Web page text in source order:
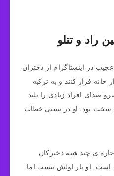
راد و تتلو
در اینستاگرام از دختران
خانه فرار کنند و به ترکیه
صدای افراد زیادی را بلند
سخت بود. او در پستی خطاب
ی چند شبه دخترکان
است. او بار اولش نیست اما